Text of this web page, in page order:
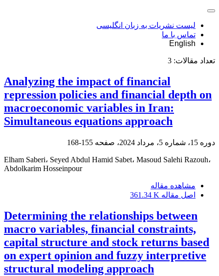
لیست نشریات به زبان انگلیسی
تماس با ما
English
تعداد مقالات: 3
Analyzing the impact of financial
repression policies and financial depth on
macroeconomic variables in Iran:
Simultaneous equations approach
دوره 15، شماره 5، مرداد 2024، صفحه 155-168
Elham Saberi، Seyed Abdul Hamid Sabet، Masoud Salehi Razouh،
Abdolkarim Hosseinpour
مشاهده مقاله
اصل مقاله 361.34 K
Determining the relationships between
macro variables, financial constraints,
capital structure and stock returns based
on expert opinion and fuzzy interpretive
structural modeling approach